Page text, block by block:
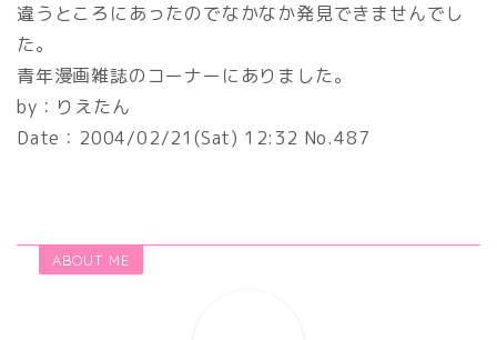
違うところにあったのでなかなか発見できませんでし
た。
青年漫画雑誌のコーナーにありました。
by： りえたん
Date： 2004/02/21(Sat) 12:32 No.487
ABOUT ME